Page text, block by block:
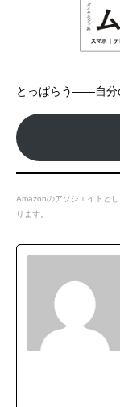
とっぱらう――自分
Amazonのアソシエイトと
ります。